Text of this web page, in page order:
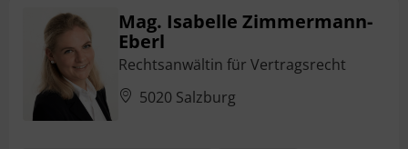
Mag. Isabelle Zimmermann-
Eberl
Rechtsanwältin für Vertragsrecht
5020 Salzburg